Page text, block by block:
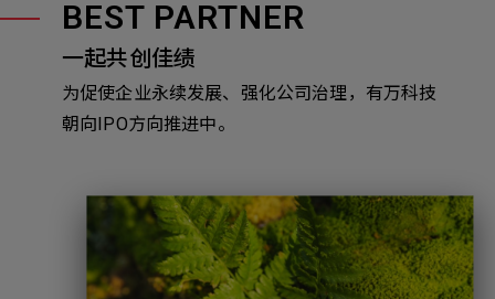
BEST PARTNER
一起共创佳绩
为促使企业永续发展、强化公司治理，有万科技
朝向IPO方向推进中。